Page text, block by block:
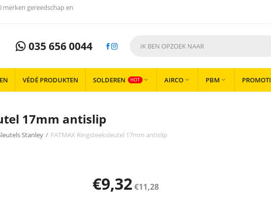
merken gereedschap en
035 656 0044
VÉDÉ PRODUKTEN SOLDEREN HOT  AIRCO  PBM 
17mm antislip
Stanley / FATMAX Ringsteeksleutel 17mm antislip
€9,32€11,28